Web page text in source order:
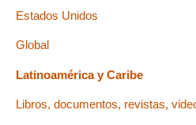
Estados Unidos
Global
Latinoamérica y Caribe
Libros, documentos, revistas,